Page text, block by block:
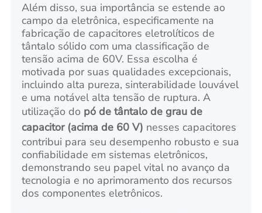
Além disso, sua importância se estende ao
campo da eletrônica, especificamente na
fabricação de capacitores eletrolíticos de
tântalo sólido com uma classificação de
tensão acima de 60V. Essa escolha é
motivada por suas qualidades excepcionais,
incluindo alta pureza, sinterabilidade louvável
e uma notável alta tensão de ruptura. A
utilização do pó de tântalo de grau de
capacitor (acima de 60 V) nesses capacitores
contribui para seu desempenho robusto e sua
confiabilidade em sistemas eletrônicos,
demonstrando seu papel vital no avanço da
tecnologia e no aprimoramento dos recursos
dos componentes eletrônicos.